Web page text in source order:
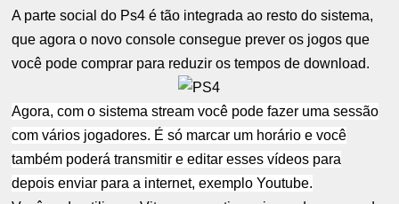
A parte social do Ps4 é tão integrada ao resto do sistema,
que agora o novo console consegue prever os jogos que
você pode comprar para reduzir os tempos de download.
Agora, com o sistema stream você pode fazer uma sessão
com vários jogadores. É só marcar um horário e você
também poderá transmitir e editar esses vídeos para
depois enviar para a internet, exemplo Youtube.